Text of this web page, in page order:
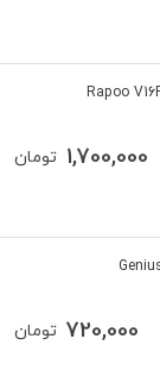
تومان 1,700,000
تومان 720,000